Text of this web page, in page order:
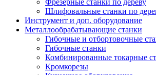
Фрезерные станки по дереву
Шлифовальные станки по
Инструмент и доп. оборудование
Металлообрабатывающие станки
Гибочные и отбортовочные
Гибочные станки
Комбинированные токарные
Кромкорезы